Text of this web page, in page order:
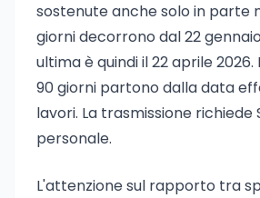
sostenute anche solo in parte
giorni decorrono dal 22
ultima è quindi il 22 aprile 2026.
90 giorni partono dalla data
lavori. La trasmissione richiede
personale.
L'attenzione sul rapporto tra